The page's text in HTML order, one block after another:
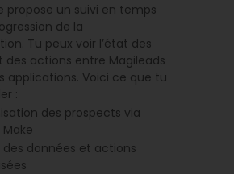
propose un suivi en temps
de la
Tu peux voir l’état des
des actions entre Magileads
applications. Voici ce que tu
:
des prospects via
données et actions